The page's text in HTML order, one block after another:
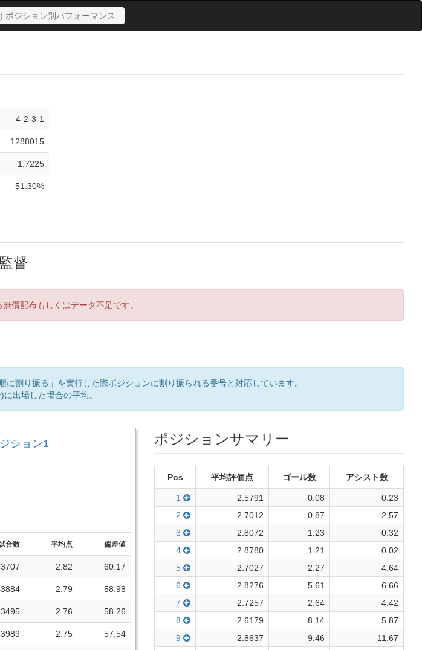
ジション別パフォーマンス
4-2-3-1
1288015
1.7225
51.30%
督
償配布もしくはデータ不足です。
割り振る」を実行した際ポジションに割り振られる番号と対応しています。
出場した場合の平均。
ション1
合数 平均点 偏差値
2.82 60.17
2.79 58.98
2.76 58.26
2.75 57.54
ポジションサマリー
Pos 平均評価点 ゴール数 アシスト数
1 2.5791 0.08
0.23
2
2.7012 0.87
2.57
3
2.8072 1.23
0.32
4
2.8780 1.21
0.02
5
2.7027 2.27
4.64
6
2.8276 5.61
6.66
7
2.7257 2.64
4.42
8
2.6179 8.14
5.87
9
2.8637 9.46
11.67